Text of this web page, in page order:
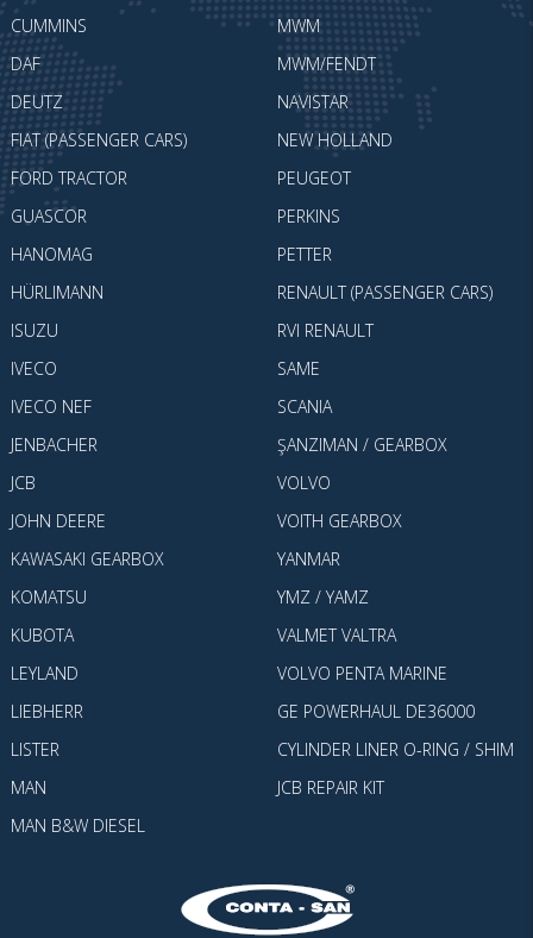
CUMMINS
DAF
DEUTZ
FIAT (PASSENGER CARS)
FORD TRACTOR
GUASCOR
HANOMAG
HÜRLIMANN
ISUZU
IVECO
IVECO NEF
JENBACHER
JCB
JOHN DEERE
KAWASAKI GEARBOX
KOMATSU
KUBOTA
LEYLAND
LIEBHERR
LISTER
MAN
MAN B&W DIESEL
MWM
MWM/FENDT
NAVISTAR
NEW HOLLAND
PEUGEOT
PERKINS
PETTER
RENAULT (PASSENGER CARS)
RVI RENAULT
SAME
SCANIA
ŞANZIMAN / GEARBOX
VOLVO
VOITH GEARBOX
YANMAR
YMZ / YAMZ
VALMET VALTRA
VOLVO PENTA MARINE
GE POWERHAUL DE36000
CYLINDER LINER O-RING / SHIM
JCB REPAIR KIT